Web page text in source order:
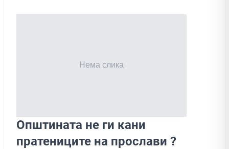
Општината не ги кани
пратениците на прослави ?